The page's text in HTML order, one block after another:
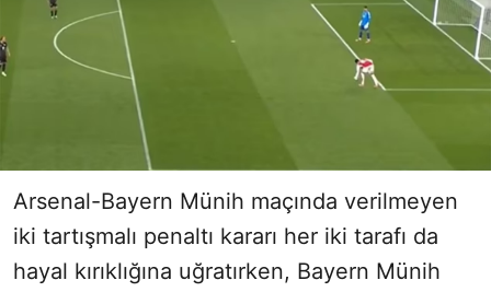
Arsenal-Bayern Münih maçında verilmeyen
iki tartışmalı penaltı kararı her iki tarafı da
hayal kırıklığına uğratırken, Bayern Münih